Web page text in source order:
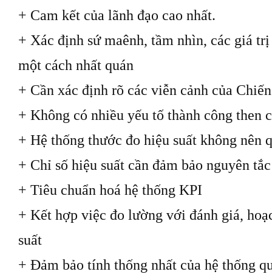
+ Cam kết của lãnh đạo cao nhất.
+ Xác định sứ maênh, tầm nhìn, các giá
một cách nhất quán
+ Cần xác định rõ các viễn cảnh của
+ Không có nhiều yếu tố thành công then
+ Hệ thống thước đo hiệu suất không nên
+ Chỉ số hiệu suất cần đảm bảo nguyên
+ Tiêu chuẩn hoá hệ thống KPI
+ Kết hợp việc đo lường với đánh giá,
suất
+ Đảm bảo tính thống nhất của hệ thống